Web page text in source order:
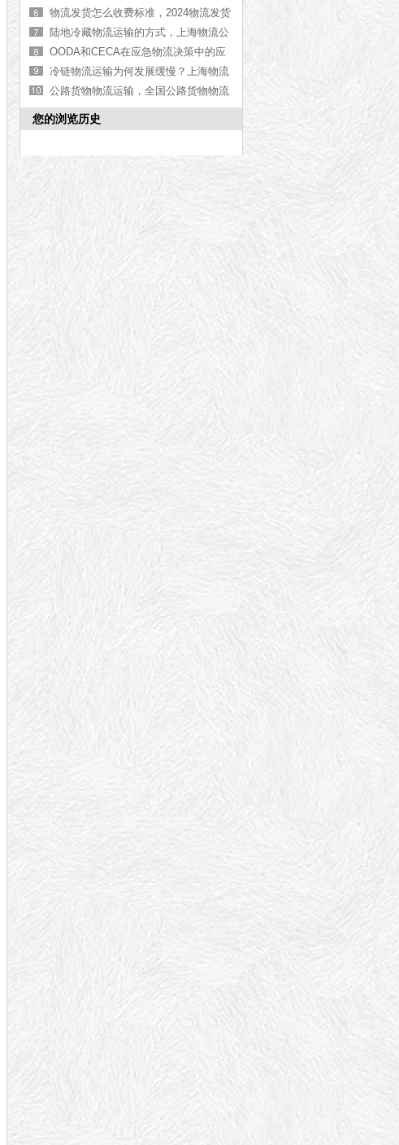
取货公司推荐[最新推荐]
物流发货怎么收费标准，2024物流发货
收费标准【最新更新】
陆地冷藏物流运输的方式，上海物流公
司告诉您
OODA和CECA在应急物流决策中的应
用
冷链物流运输为何发展缓慢？上海物流
公司告诉您
公路货物物流运输，全国公路货物物流
运输推荐【实时分享】
您的浏览历史